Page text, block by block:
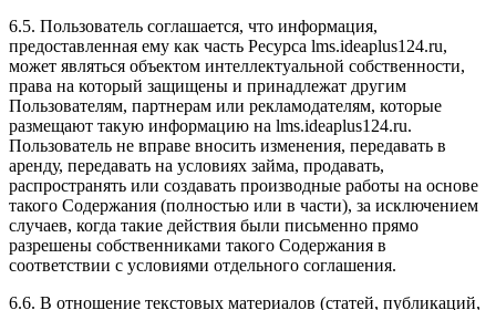
6.5. Пользователь соглашается, что информация,
предоставленная ему как часть Ресурса lms.ideaplus124.ru,
может являться объектом интеллектуальной собственности,
права на который защищены и принадлежат другим
Пользователям, партнерам или рекламодателям, которые
размещают такую информацию на lms.ideaplus124.ru.
Пользователь не вправе вносить изменения, передавать в
аренду, передавать на условиях займа, продавать,
распространять или создавать производные работы на основе
такого Содержания (полностью или в части), за исключением
случаев, когда такие действия были письменно прямо
разрешены собственниками такого Содержания в
соответствии с условиями отдельного соглашения.
6.6. В отношение текстовых материалов (статей, публикаций,